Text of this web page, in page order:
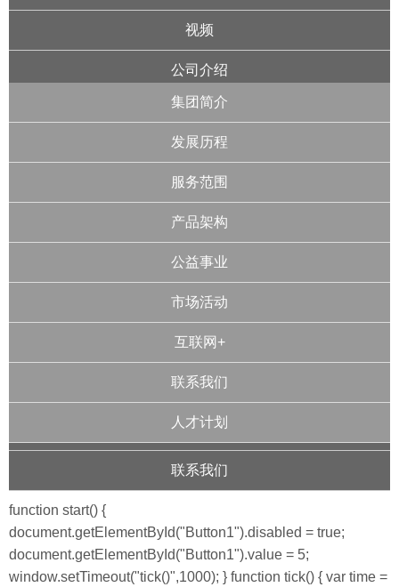
视频
公司介绍
集团简介
发展历程
服务范围
产品架构
公益事业
市场活动
互联网+
联系我们
人才计划
联系我们
function start() {
document.getElementById("Button1").disabled = true;
document.getElementById("Button1").value = 5;
window.setTimeout("tick()",1000); } function tick() { var time =